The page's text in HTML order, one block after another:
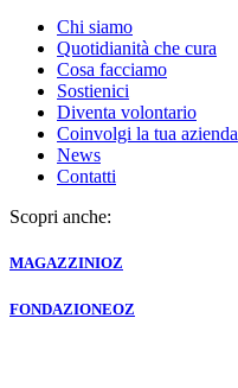
Chi siamo
Quotidianità che cura
Cosa facciamo
Sostienici
Diventa volontario
Coinvolgi la tua azienda
News
Contatti
Scopri anche:
MAGAZZINIOZ
FONDAZIONEOZ